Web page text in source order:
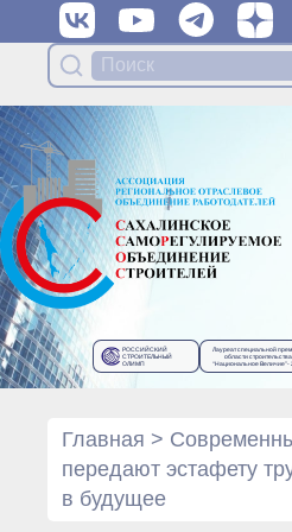
РОССИЙСКИЙ
СТРОИТЕЛЬНЫЙ
ОЛИМП
Лауреат специальной
области строительства
“Национальное Величие”-
Главная >
передают эстафету
в будущее